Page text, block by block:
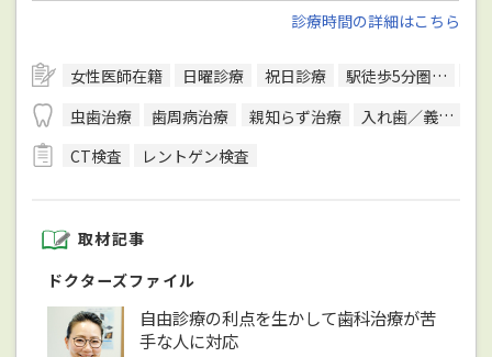
診療時間の詳細はこちら
女性医師在籍 日曜診療 祝日診療 駅徒歩5分圏内
虫歯治療
歯周病治療 親知らず治療
入れ歯／義歯治療
CT検査
レントゲン検査
取材記事
ドクターズファイル
自由診療の利点を生かして歯科治療が苦
手な人に対応